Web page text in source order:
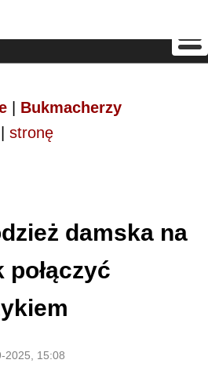
Bukmacherzy
stronę
damska na
połączyć
2025, 15:08